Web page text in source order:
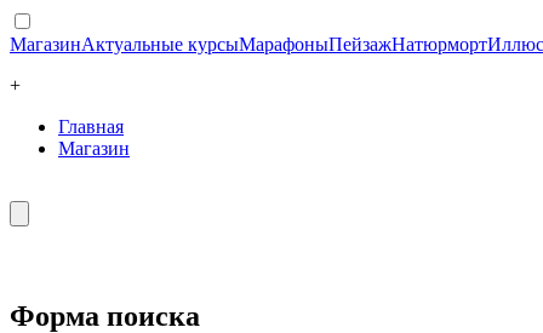
МагазинАктуальные курсыМарафоныПейзажНатюрморт
+
Главная
Магазин
Форма поиска